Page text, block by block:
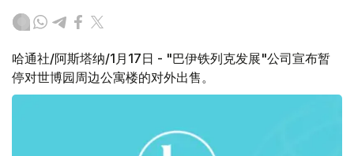
哈通社/阿斯塔纳/1月17日 - "巴伊铁列克发展"公司宣布暂
停对世博园周边公寓楼的对外出售。